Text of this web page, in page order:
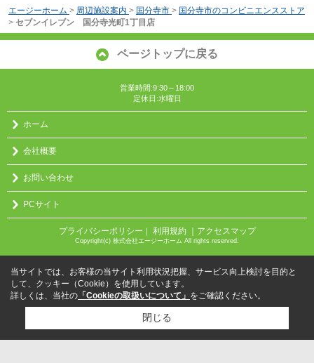
エージーホーム > 周辺施設案内 > 国分寺市 > 国分寺市のコンビニエンスストア
> セブンイレブン 国分寺光町1丁目店
ページトップに戻る
営業時間:9:30～18:00
定休日:水曜日
ホーム
会社概要
お問い合わせ
PCサイト
プライバシーポリシー ｜ 利用規約 ｜アクセスマップ
Copyright(c) 株式会社エージーホーム All rights reserved.
当サイトでは、お客様の当サイト利用状況把握、サービス向上検討を目的と
して、クッキー（Cookie）を使用しています。
詳しくは、当社の 「Cookieの取扱いについて」 をご確認ください。
閉じる